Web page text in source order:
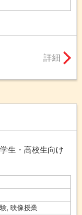
詳細
生・高校生向け
, 映像授業